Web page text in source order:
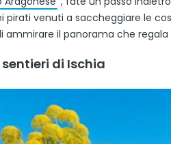
pirati venuti a saccheggiare le
ammirare il panorama che regala
sentieri di Ischia